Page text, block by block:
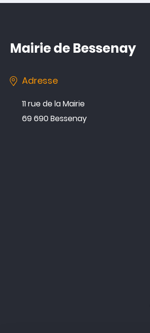
Mairie de Bessenay
Adresse
11 rue de la Mairie
69 690 Bessenay